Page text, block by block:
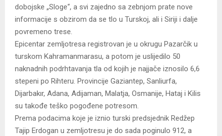
dobojske „Sloge“, a svi zajedno sa zebnjom prate nove
informacije s obzirom da se tlo u Turskoj, ali i Siriji i dalje
povremeno trese.
Epicentar zemljotresa registrovan je u okrugu Pazarčik u
turskom Kahramanmarasu, a potom je uslijedilo 50
naknadnih podrhtavanja tla od kojih je najjače iznosilo 6,6
stepeni po Rihteru. Provincije Gaziantep, Sanliurfa,
Dijarbakır, Adana, Adijaman, Malatja, Osmanije, Hataj i Kilis
su takođe teško pogođene potresom.
Prema podacima koje je iznio turski predsjednik Redžep
Tajip Erdogan u zemljotresu je do sada poginulo 912, a